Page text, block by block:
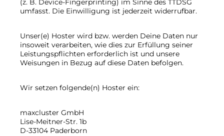
(z. B. Device-Fingerprinting) im Sinne des TTDSG
umfasst. Die Einwilligung ist jederzeit widerrufbar.
Unser(e) Hoster wird bzw. werden Deine Daten nur
insoweit verarbeiten, wie dies zur Erfüllung seiner
Leistungspflichten erforderlich ist und unsere
Weisungen in Bezug auf diese Daten befolgen.
Wir setzen folgende(n) Hoster ein:
maxcluster GmbH
Lise-Meitner-Str. 1b
D-33104 Paderborn